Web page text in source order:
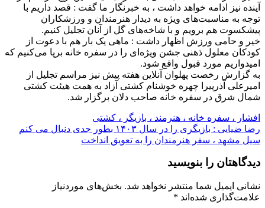
آینده نیز ادامه خواهد داشت ، به خبرنگار ما گفت : قصد داریم با
توجه به مناسبت‌های ویژه به دیدار هنرمندان و ورزشکاران
پیشکسوت هم برویم و با شاخه‌های گل از آنان تجلیل کنیم.
خیر و حامی ورزش اظهار داشت : ماهی یک بار هم با دعوت از
کودکان معلول ذهنی جشن ویژه‌ای را در سفره خانه برپا می‌کنیم که
امیدواریم مورد قبول واقع شود.
به گزارش رخصت پهلوان آنلاین هفته پیش نیز مراسم تجلیل از
امیرعلی آذرپیرا چهره خوشنام کشتی آزاد به همت هیئت کشتی
شمال شرق در سفره خانه صاحب دلان برگزار شد.
افشار ، سفره خانه ، هنرمند ، بازیگر ، کشتی
راهبری
نوشته
رضا ضیایی : بازیگری را در سال ۱۴۰۳ بطور جدی دنبال می کنم
سیل مشهد ، سفر هنرمندان را به تعویق انداخت
دیدگاهتان را بنویسید
نشانی ایمیل شما منتشر نخواهد شد. بخش‌های موردنیاز
علامت‌گذاری شده‌اند *